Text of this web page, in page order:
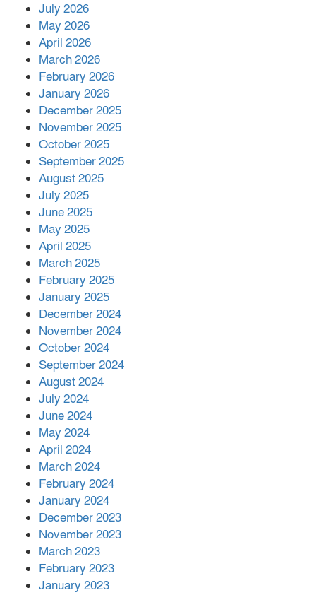
পর ফোন তারেক রহমানের,গ্যাস সঙ্কট
সহায়তা দিলেন সাচিং প্রু জেরী
July 2026
May 2026
April 2026
March 2026
February 2026
January 2026
December 2025
November 2025
October 2025
September 2025
August 2025
July 2025
June 2025
May 2025
April 2025
March 2025
February 2025
January 2025
December 2024
November 2024
October 2024
September 2024
August 2024
July 2024
June 2024
May 2024
April 2024
March 2024
February 2024
January 2024
December 2023
November 2023
March 2023
February 2023
January 2023